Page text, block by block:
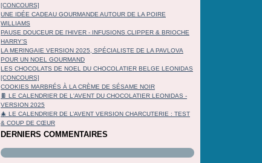
[CONCOURS]
UNE IDÉE CADEAU GOURMANDE AUTOUR DE LA POIRE
WILLIAMS
PAUSE DOUCEUR DE l'HIVER - INFUSIONS CLIPPER & BRIOCHE
HARRY'S
LA MERINGAIE VERSION 2025, SPÉCIALISTE DE LA PAVLOVA
POUR UN NOEL GOURMAND
LES CHOCOLATS DE NOEL DU CHOCOLATIER BELGE LEONIDAS
[CONCOURS]
COOKIES MARBRÉS À LA CRÈME DE SÉSAME NOIR
🍫 LE CALENDRIER DE L'AVENT DU CHOCOLATIER LEONIDAS -
VERSION 2025
🎄 LE CALENDRIER DE L’AVENT VERSION CHARCUTERIE : TEST
& COUP DE CŒUR
DERNIERS COMMENTAIRES